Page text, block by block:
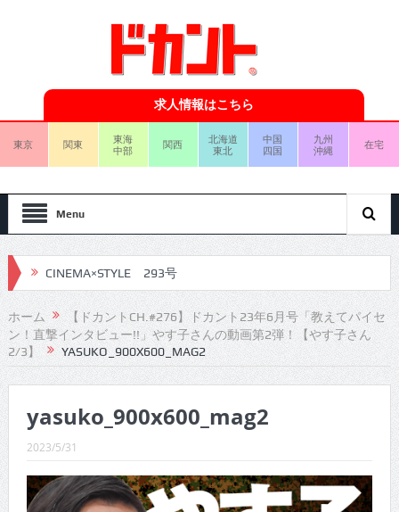
求人情報はこちら
東京 関東
東海
中部
関西
北海道
東北
中国
四国
九州
沖縄
在宅
Menu
CINEMA×STYLE 293号
CINEMA×STYLE 292号
CINEMA×STYLE 291号
CINEMA×STYLE 290号
CINEMA×STYLE 286号
ホーム
【ドカントCH.#276】ドカント23年6月号「教えてパイセ
ン！直撃インタビュー!!」やす子さんの動画第2弾！【やす子さん
2/3】
YASUKO_900X600_MAG2
yasuko_900x600_mag2
2023/5/31